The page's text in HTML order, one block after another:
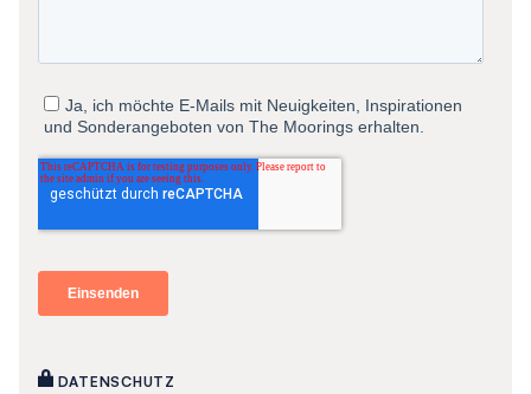
DATENSCHUTZ